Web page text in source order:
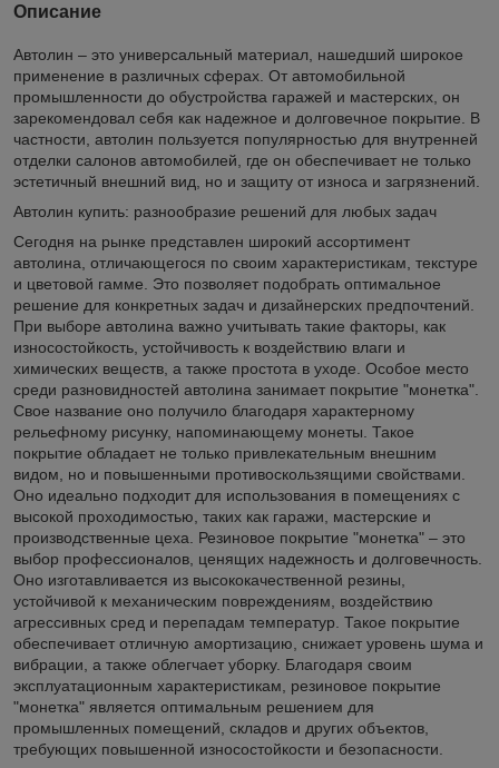
Описание
Автолин – это универсальный материал, нашедший широкое
применение в различных сферах. От автомобильной
промышленности до обустройства гаражей и мастерских, он
зарекомендовал себя как надежное и долговечное покрытие. В
частности, автолин пользуется популярностью для внутренней
отделки салонов автомобилей, где он обеспечивает не только
эстетичный внешний вид, но и защиту от износа и загрязнений.
Автолин купить: разнообразие решений для любых задач
Сегодня на рынке представлен широкий ассортимент
автолина, отличающегося по своим характеристикам, текстуре
и цветовой гамме. Это позволяет подобрать оптимальное
решение для конкретных задач и дизайнерских предпочтений.
При выборе автолина важно учитывать такие факторы, как
износостойкость, устойчивость к воздействию влаги и
химических веществ, а также простота в уходе. Особое место
среди разновидностей автолина занимает покрытие "монетка".
Свое название оно получило благодаря характерному
рельефному рисунку, напоминающему монеты. Такое
покрытие обладает не только привлекательным внешним
видом, но и повышенными противоскользящими свойствами.
Оно идеально подходит для использования в помещениях с
высокой проходимостью, таких как гаражи, мастерские и
производственные цеха. Резиновое покрытие "монетка" – это
выбор профессионалов, ценящих надежность и долговечность.
Оно изготавливается из высококачественной резины,
устойчивой к механическим повреждениям, воздействию
агрессивных сред и перепадам температур. Такое покрытие
обеспечивает отличную амортизацию, снижает уровень шума и
вибрации, а также облегчает уборку. Благодаря своим
эксплуатационным характеристикам, резиновое покрытие
"монетка" является оптимальным решением для
промышленных помещений, складов и других объектов,
требующих повышенной износостойкости и безопасности.